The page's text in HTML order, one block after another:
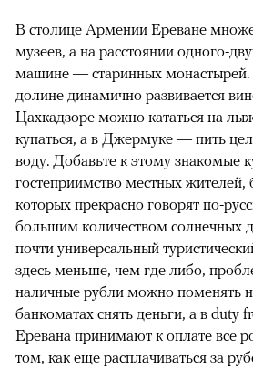
В столице Армении Ереване
музеев, а на расстоянии одного-
машине — старинных монастырей.
долине динамично развивается
Цахкадзоре можно кататься на
купаться, а в Джермуке — пить
воду. Добавьте к этому знакомые
гостеприимство местных жителей,
которых прекрасно говорят по-
большим количеством солнечных
почти универсальный
здесь меньше, чем где либо,
наличные рубли можно поменять
банкоматах снять деньги, а в duty
Еревана принимают к оплате все
том, как еще расплачиваться за